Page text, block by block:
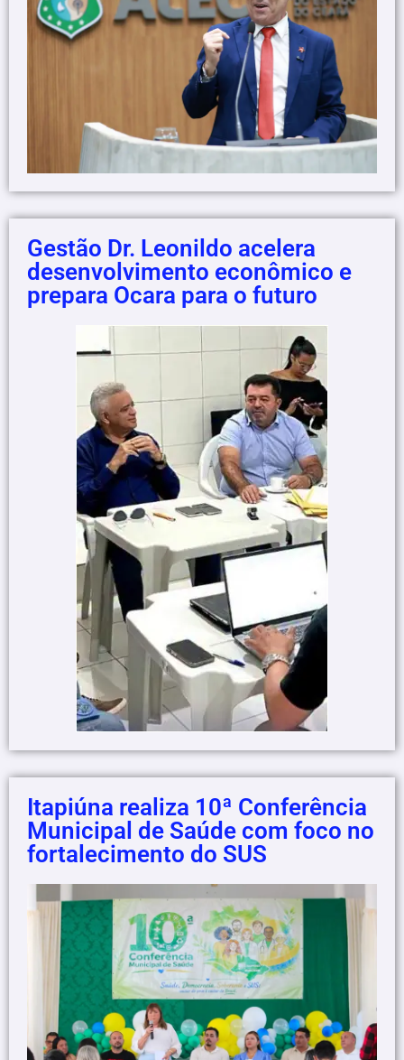
Gestão Dr. Leonildo acelera
desenvolvimento econômico e
prepara Ocara para o futuro
Itapiúna realiza 10ª Conferência
Municipal de Saúde com foco no
fortalecimento do SUS